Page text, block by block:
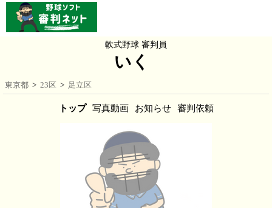
軟式野球 審判員
いく
東京都 > 23区 > 足立区
トップ 写真動画 お知らせ 審判依頼